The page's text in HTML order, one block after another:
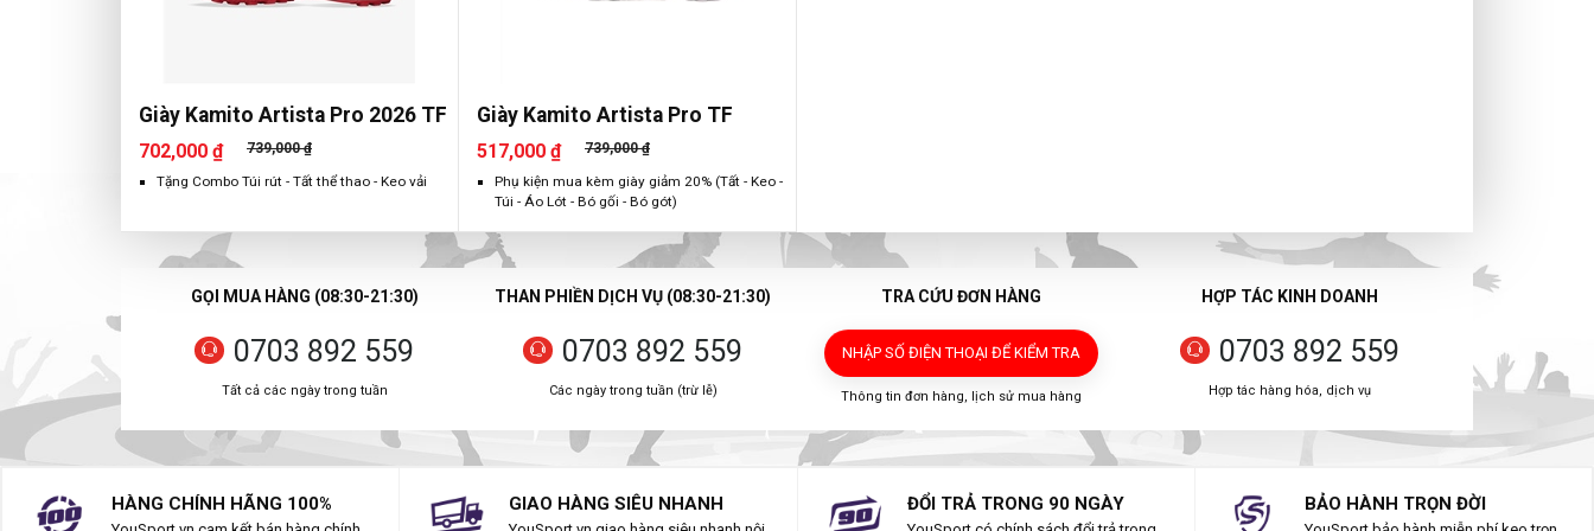
Giày Kamito Artista Pro 2026 TF
702,000 ₫
739,000 ₫
Tặng Combo Túi rút - Tất thể thao - Keo vải
Giày Kamito Artista Pro TF
517,000 ₫
739,000 ₫
Phụ kiện mua kèm giày giảm 20% (Tất - Keo -
Túi - Áo Lót - Bó gối - Bó gót)
GỌI MUA HÀNG (08:30-21:30)
0703 892 559
Tất cả các ngày trong tuần
THAN PHIỀN DỊCH VỤ (08:30-21:30)
0703 892 559
Các ngày trong tuần (trừ lễ)
TRA CỨU ĐƠN HÀNG
NHẬP SỐ ĐIỆN THOẠI ĐỂ KIỂM TRA
Thông tin đơn hàng, lịch sử mua hàng
HỢP TÁC KINH DOANH
0703 892 559
Hợp tác hàng hóa, dịch vụ
HÀNG CHÍNH HÃNG 100% GIAO HÀNG SIÊU NHANH ĐỔI TRẢ TRONG 90 NGÀY BẢO HÀNH TRỌN ĐỜI